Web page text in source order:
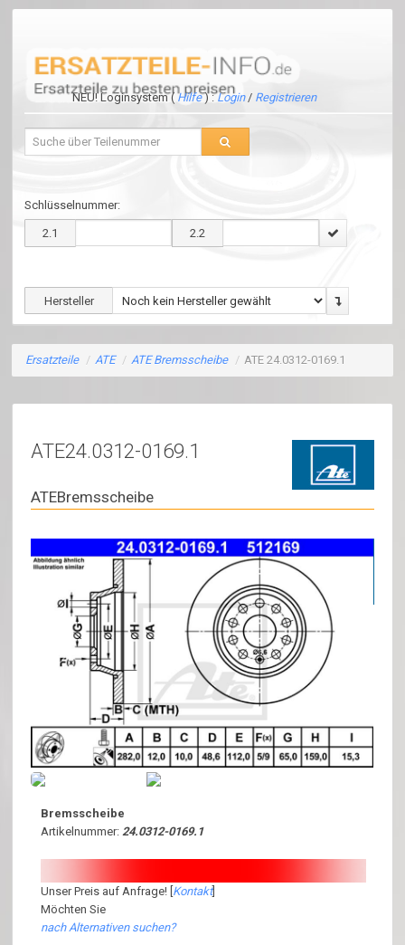
NEU! Loginsystem (Hilfe) :Login / Registrieren
Schlüsselnummer:
2.1 2.2
Hersteller
Ersatzteile / ATE / ATE Bremsscheibe / ATE 24.0312-0169.1
ATE24.0312-0169.1
ATEBremsscheibe
Bremsscheibe
Artikelnummer: 24.0312-0169.1
Unser Preis auf Anfrage! [ Kontakt]
Möchten Sie
nach Alternativen suchen?